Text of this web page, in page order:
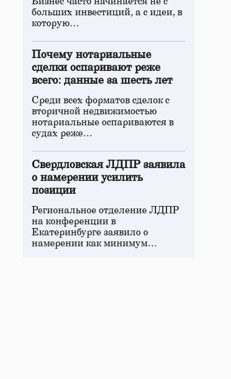
больших инвестиций, а с идеи, в
которую…
Почему нотариальные
сделки оспаривают реже
всего: данные за шесть лет
Среди всех форматов сделок с
вторичной недвижимостью
нотариальные оспариваются в
судах реже…
Свердловская ЛДПР заявила
о намерении усилить
позиции
Региональное отделение ЛДПР
на конференции в
Екатеринбурге заявило о
намерении как минимум…